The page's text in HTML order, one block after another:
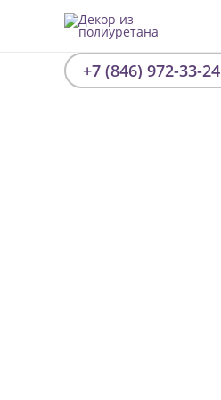
+7 (846) 972-33-24